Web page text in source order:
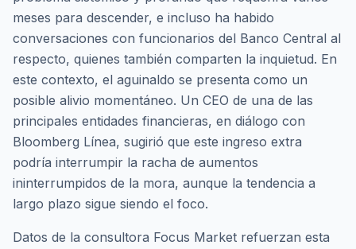
meses para descender, e incluso ha habido
conversaciones con funcionarios del Banco Central al
respecto, quienes también comparten la inquietud. En
este contexto, el aguinaldo se presenta como un
posible alivio momentáneo. Un CEO de una de las
principales entidades financieras, en diálogo con
Bloomberg Línea, sugirió que este ingreso extra
podría interrumpir la racha de aumentos
ininterrumpidos de la mora, aunque la tendencia a
largo plazo sigue siendo el foco.
Datos de la consultora Focus Market refuerzan esta